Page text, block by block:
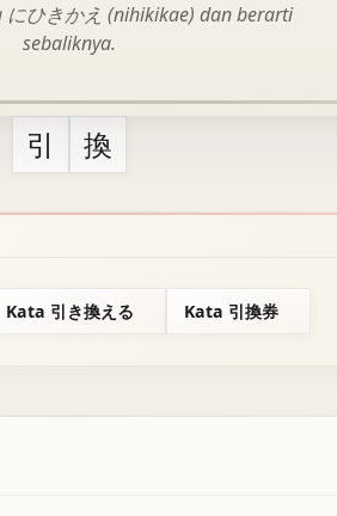
にひきかえ (nihikikae) dan berarti
sebaliknya.
引 換
Kata 引き換える Kata 引換券